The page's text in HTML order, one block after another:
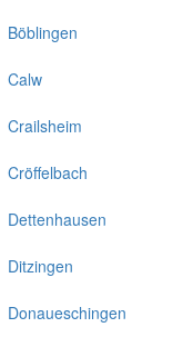
Böblingen
Calw
Crailsheim
Cröffelbach
Dettenhausen
Ditzingen
Donaueschingen